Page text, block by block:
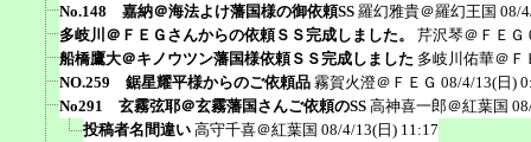
No.148 嘉納＠海法よけ藩国様の御依頼SS 羅幻雅貴＠羅幻王国 08/
多岐川＠ＦＥＧさんからの依頼ＳＳ完成しました。
芹沢琴＠ＦＥＧ
船橋鷹大＠キノウツン藩国様依頼ＳＳ完成しました 多岐川佑華＠Ｆ
NO.259 鋸星耀平様からのご依頼品 霧賀火澄＠ＦＥＧ 08/4/13(日)
No291 玄霧弦耶＠玄霧藩国さんご依頼のSS 高神喜一郎＠紅葉国
投稿者名間違い 高守千喜＠紅葉国 08/4/13(日) 11:17